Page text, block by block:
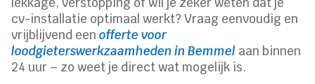
cv-installatie optimaal werkt? Vraag eenvoudig en
vrijblijvend eenofferte voor
loodgieterswerkzaamheden in Bemmel aan binnen
24 uur – zo weet je direct wat mogelijk is.